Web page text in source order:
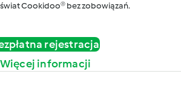
Cookidoo® bez zobowiązań.
rejestracja
Więcej informacji